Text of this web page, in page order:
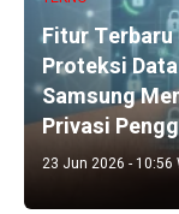
Fitur Terbaru
Proteksi
Samsung
Privasi
23 Jun 2026 - 10:56